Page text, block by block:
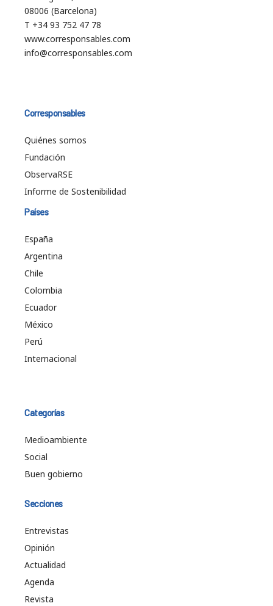
08006 (Barcelona)
T +34 93 752 47 78
www.corresponsables.com
info@corresponsables.com
Corresponsables
Quiénes somos
Fundación
ObservaRSE
Informe de Sostenibilidad
Países
España
Argentina
Chile
Colombia
Ecuador
México
Perú
Internacional
Categorías
Medioambiente
Social
Buen gobierno
Secciones
Entrevistas
Opinión
Actualidad
Agenda
Revista